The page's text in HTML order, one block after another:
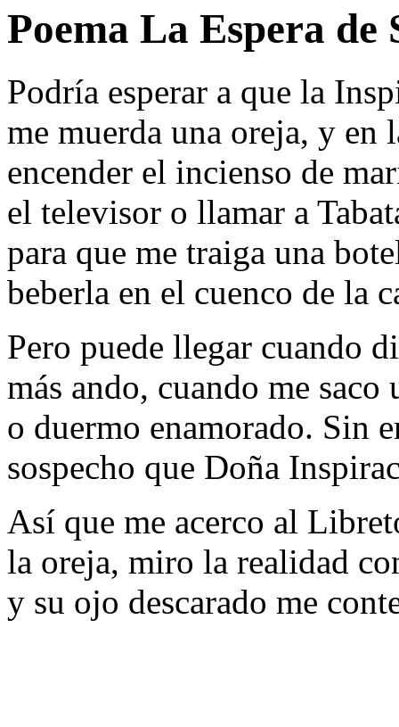
Poema La Espera de
Podría esperar a que la
me muerda una oreja, y en
encender el incienso de
el televisor o llamar a
para que me traiga una
beberla en el cuenco de la
Pero puede llegar cuando
más ando, cuando me saco
o duermo enamorado. Sin
sospecho que Doña
Así que me acerco al
la oreja, miro la realidad
y su ojo descarado me